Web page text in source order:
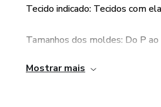
Tecido indicado: Tecidos com
Tamanhos dos moldes: Do P
Molde graduado, prontos para
Mostrar mais